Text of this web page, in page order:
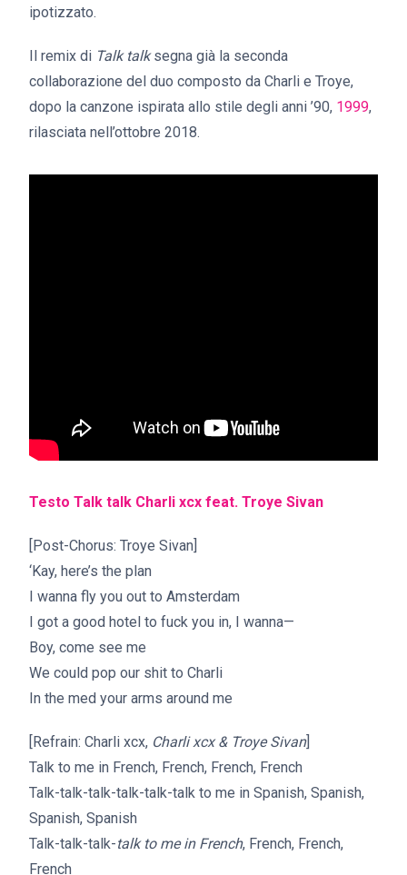
ipotizzato.
Il remix di Talk talksegna già la seconda
collaborazione del duo composto da Charli e Troye,
dopo la canzone ispirata allo stile degli anni ’90, 1999,
rilasciata nell’ottobre 2018.
Testo Talk talk Charli xcx feat. Troye Sivan
[Post-Chorus: Troye Sivan]
‘Kay, here’s the plan
I wanna fly you out to Amsterdam
I got a good hotel to fuck you in, I wanna—
Boy, come see me
We could pop our shit to Charli
In the med your arms around me
[Refrain: Charli xcx, Charli xcx & Troye Sivan]
Talk to me in French, French, French, French
Talk-talk-talk-talk-talk-talk to me in Spanish, Spanish,
Spanish, Spanish
Talk-talk-talk-talk to me in French, French, French,
French